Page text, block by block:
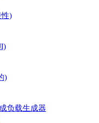
)
)
负载生成器